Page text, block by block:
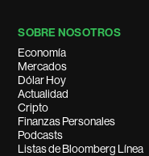
SOBRE NOSOTROS
Economía
Mercados
Dólar Hoy
Actualidad
Cripto
Finanzas Personales
Podcasts
Listas de Bloomberg Línea